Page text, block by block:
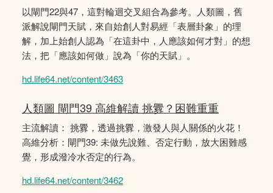
以閘門22與47，這對輪迴交叉組合為參考。人類圖，舊
派解說閘門天賦，來自始創人對易經「表層卦象」的理
解，加上始創人認為「在這卦中，人應該如何才對」的想
法，把「應該如何做」說為「你的天賦」。
hd.life64.net/content/3463
人類圖 閘門39 高維解讀 挑釁？困難重重
主流解讀： 挑釁，透過挑釁，激發人與人關係的火花！
高維分析：閘門39: 未做先說難、否定行動，放大困難感
覺，形成潑冷水否定的行為。
hd.life64.net/content/3462